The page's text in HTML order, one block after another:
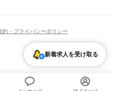
市八千代市我孫子市鴨川市鎌ケ谷市
印西市白井市富里市南房総市
印旛郡 香取郡山武郡 長生郡夷隅郡
津田沼駅
幕張駅
横芝駅飯倉駅 干潟駅
バー（BAR）・バーテンダー
（店長・マネージャー）
） ルートセールス
量販店・携帯販売（携帯ショップ）
髪型・髪色自由
留学生・外国人活躍中
週2・3日からOK 週4日以上OK
新着求人を受け取る
約・プライバシーポリシー